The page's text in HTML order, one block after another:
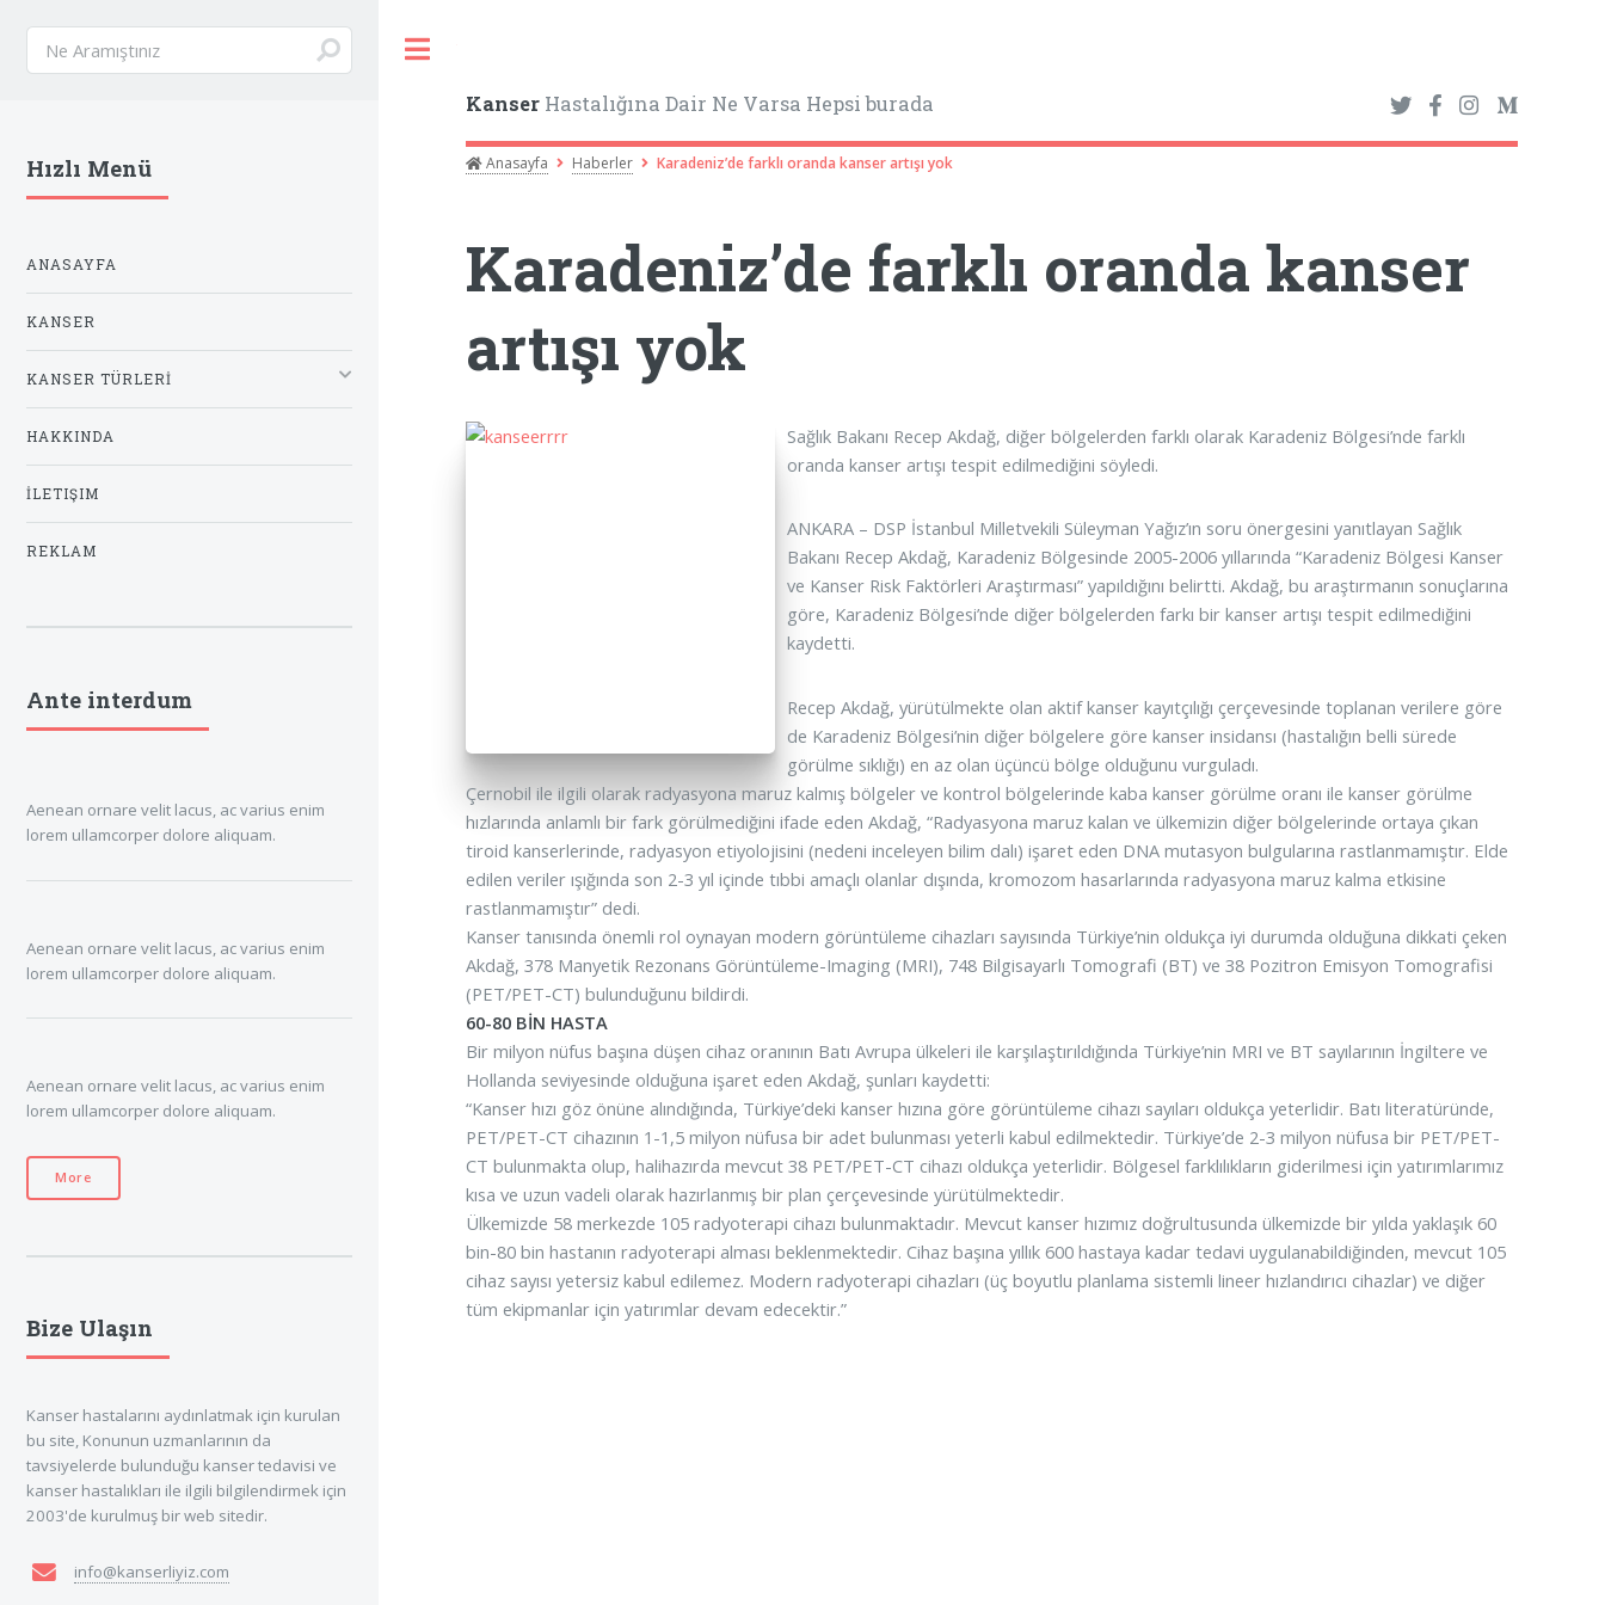
Kanser Hastalığına Dair Ne Varsa Hepsi burada
Anasayfa Haberler Karadeniz’de farklı oranda kanser artışı yok
Karadeniz’de farklı oranda kanser
artışı yok
Sağlık Bakanı Recep Akdağ, diğer bölgelerden farklı olarak Karadeniz Bölgesi’nde farklı
oranda kanser artışı tespit edilmediğini söyledi.
ANKARA – DSP İstanbul Milletvekili Süleyman Yağız’ın soru önergesini yanıtlayan Sağlık
Bakanı Recep Akdağ, Karadeniz Bölgesinde 2005-2006 yıllarında “Karadeniz Bölgesi Kanser
ve Kanser Risk Faktörleri Araştırması” yapıldığını belirtti. Akdağ, bu araştırmanın sonuçlarına
göre, Karadeniz Bölgesi’nde diğer bölgelerden farkı bir kanser artışı tespit edilmediğini
kaydetti.
Recep Akdağ, yürütülmekte olan aktif kanser kayıtçılığı çerçevesinde toplanan verilere göre
de Karadeniz Bölgesi’nin diğer bölgelere göre kanser insidansı (hastalığın belli sürede
görülme sıklığı) en az olan üçüncü bölge olduğunu vurguladı.
Çernobil ile ilgili olarak radyasyona maruz kalmış bölgeler ve kontrol bölgelerinde kaba kanser görülme oranı ile kanser görülme
hızlarında anlamlı bir fark görülmediğini ifade eden Akdağ, “Radyasyona maruz kalan ve ülkemizin diğer bölgelerinde ortaya çıkan
tiroid kanserlerinde, radyasyon etiyolojisini (nedeni inceleyen bilim dalı) işaret eden DNA mutasyon bulgularına rastlanmamıştır. Elde
edilen veriler ışığında son 2-3 yıl içinde tıbbi amaçlı olanlar dışında, kromozom hasarlarında radyasyona maruz kalma etkisine
rastlanmamıştır” dedi.
Kanser tanısında önemli rol oynayan modern görüntüleme cihazları sayısında Türkiye’nin oldukça iyi durumda olduğuna dikkati çeken
Akdağ, 378 Manyetik Rezonans Görüntüleme-Imaging (MRI), 748 Bilgisayarlı Tomografi (BT) ve 38 Pozitron Emisyon Tomografisi
(PET/PET-CT) bulunduğunu bildirdi.
60-80 BİN HASTA
Bir milyon nüfus başına düşen cihaz oranının Batı Avrupa ülkeleri ile karşılaştırıldığında Türkiye’nin MRI ve BT sayılarının İngiltere ve
Hollanda seviyesinde olduğuna işaret eden Akdağ, şunları kaydetti:
“Kanser hızı göz önüne alındığında, Türkiye’deki kanser hızına göre görüntüleme cihazı sayıları oldukça yeterlidir. Batı literatüründe,
PET/PET-CT cihazının 1-1,5 milyon nüfusa bir adet bulunması yeterli kabul edilmektedir. Türkiye’de 2-3 milyon nüfusa bir PET/PET-
CT bulunmakta olup, halihazırda mevcut 38 PET/PET-CT cihazı oldukça yeterlidir. Bölgesel farklılıkların giderilmesi için yatırımlarımız
kısa ve uzun vadeli olarak hazırlanmış bir plan çerçevesinde yürütülmektedir.
Ülkemizde 58 merkezde 105 radyoterapi cihazı bulunmaktadır. Mevcut kanser hızımız doğrultusunda ülkemizde bir yılda yaklaşık 60
bin-80 bin hastanın radyoterapi alması beklenmektedir. Cihaz başına yıllık 600 hastaya kadar tedavi uygulanabildiğinden, mevcut 105
cihaz sayısı yetersiz kabul edilemez. Modern radyoterapi cihazları (üç boyutlu planlama sistemli lineer hızlandırıcı cihazlar) ve diğer
tüm ekipmanlar için yatırımlar devam edecektir.”
Hızlı Menü
ANASAYFA
KANSER
KANSER TÜRLERİ
HAKKINDA
İLETIŞIM
REKLAM
Ante interdum
Aenean ornare velit lacus, ac varius enim
lorem ullamcorper dolore aliquam.
Aenean ornare velit lacus, ac varius enim
lorem ullamcorper dolore aliquam.
Aenean ornare velit lacus, ac varius enim
lorem ullamcorper dolore aliquam.
More
Bize Ulaşın
Kanser hastalarını aydınlatmak için kurulan
bu site, Konunun uzmanlarının da
tavsiyelerde bulunduğu kanser tedavisi ve
kanser hastalıkları ile ilgili bilgilendirmek için
2003'de kurulmuş bir web sitedir.
info@kanserliyiz.com